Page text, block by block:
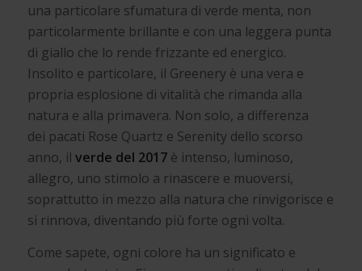
una particolare sfumatura di verde menta, non
particolarmente brillante e con una leggera punta
di giallo che lo rende frizzante ed energico.
Insolito e particolare, il Greenery è una vera e
propria esplosione di vitalità che rimanda alla
natura e alla primavera. Non solo, a differenza
dei pacati Rose Quartz e Serenity dello scorso
anno, il verde del 2017è intenso, luminoso,
allegro, uno stimolo a rinascere e muoversi,
soprattutto in mezzo alla natura che rinvigorisce e
si rinnova, diventando più forte ogni volta.
Come sapete, ogni colore ha un significato e